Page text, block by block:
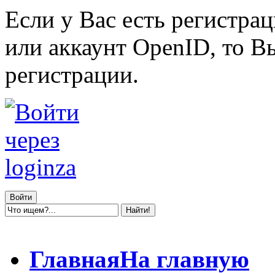
Если у Вас есть
или аккаунт OpenID, то
регистрации.
ГлавнаяНа главную